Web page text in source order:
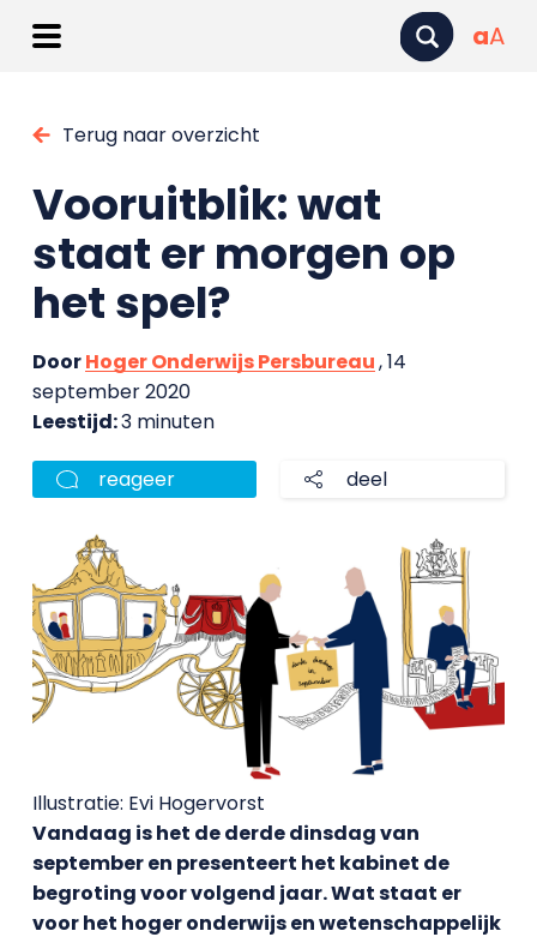
aA
Terug naar overzicht
Vooruitblik: wat
staat er morgen op
het spel?
DoorHoger Onderwijs Persbureau, 14
september 2020
Leestijd:3 minuten
reageer deel
Illustratie: Evi Hogervorst
Vandaag is het de derde dinsdag van
september en presenteert het kabinet de
begroting voor volgend jaar. Wat staat er
voor het hoger onderwijs en wetenschappelijk